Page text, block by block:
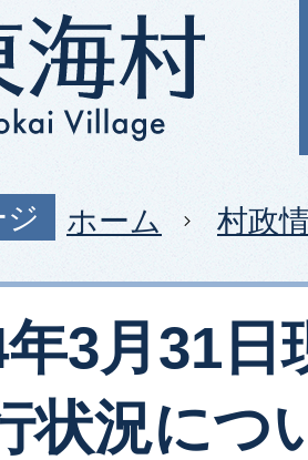
ホーム 村政
3月31日
状況につ